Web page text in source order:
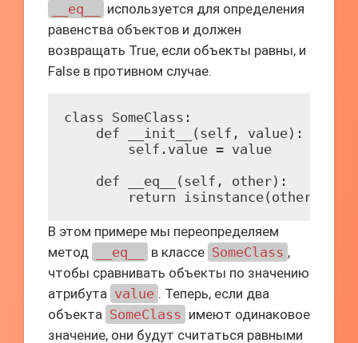
__eq__
используется для определения
равенства объектов и должен
возвращать True, если объекты равны, и
False в противном случае.
class SomeClass:
    def __init__(self, value):
        self.value = value
    def __eq__(self, other):
return isinstance(other,
В этом примере мы переопределяем
метод
__eq__ в классе SomeClass ,
чтобы сравнивать объекты по значению
атрибута value . Теперь, если два
объекта SomeClass имеют одинаковое
значение, они будут считаться равными